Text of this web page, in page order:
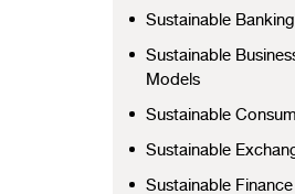
Sustainable Banking
Sustainable
Models
Sustainable
Sustainable
Sustainable Finance